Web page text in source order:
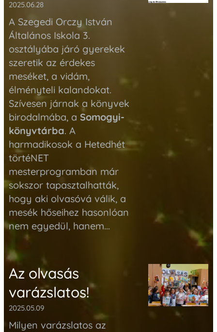
2025.06.28
A Szegedi Orczy István
Általános Iskola 3.
osztályába járó gyerekek
szeretik az érdekes
meséket, a vidám,
élményteli kalandokat.
Szívesen járnak a könyvek
birodalmába, a Somogyi-
könyvtárba. A
harmadikosok a Hetedhét
törtéNET
mesterprogramban már
sokszor tapasztalhatták,
hogy aki olvasóvá válik, a
mesék hőseihez hasonlóan
nem egyedül, hanem...
Az olvasás
varázslatos!
2025.05.09
Milyen varázslatos az